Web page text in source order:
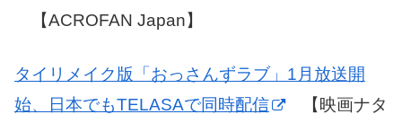
【ACROFAN Japan】
タイリメイク版「おっさんずラブ」1月放送開
始、日本でもTELASAで同時配信
【映画ナタ